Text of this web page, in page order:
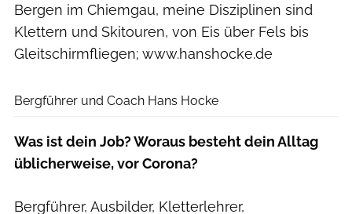
Bergen im Chiemgau, meine Disziplinen sind
Klettern und Skitouren, von Eis über Fels bis
Gleitschirmfliegen; www.hanshocke.de
Bergführer und Coach Hans Hocke
Was ist dein Job? Woraus besteht dein Alltag
üblicherweise, vor Corona?
Bergführer, Ausbilder, Kletterlehrer,